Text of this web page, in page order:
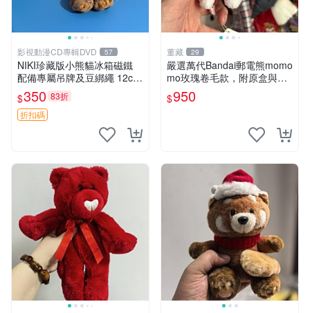
影視動漫CD專輯DVD 57
NIKI珍藏版小熊貓冰箱磁鐵
配備專屬吊牌及豆綁繩 12cm
廢品嚴選 好評推薦 小熊貓冰
箱貼 磁鐵掛件 冰箱飾品
$350 83折
折扣碼
董藏 29
嚴選萬代Bandai郵電熊momo
mo玫瑰卷毛款，附原盒與吊
牌，粉嫩可愛入手即柔軟～
玫瑰卷毛 郵電熊 正品
$950